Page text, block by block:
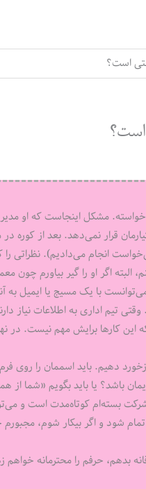
است؟
است؟
مشکل اینجاست که او
قرار نمی‌دهد. بعد از
انجام می‌دادیم). نظراتی
البته اگر او را گیر بیاورم
با یک مسیج یا ایمیل به
تیم اداری به اطلاعات
این کارها برایش مهم نیست. در
دهیم. باید اسممان را روی
باشد؟ یا باید بگویم «شما
بسته‌ام کوتاه‌مدت است و
شود و اگر بیکار شوم،
بدهم، حرفم را محترمانه